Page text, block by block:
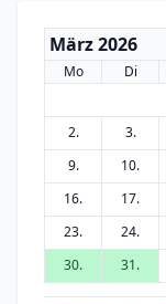
März 2026
Mo Di
2.
3.
9.
10.
16.
17.
23.
24.
30.
31.